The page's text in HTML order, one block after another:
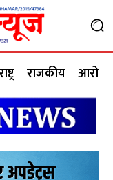
राजकीय आरोग्य